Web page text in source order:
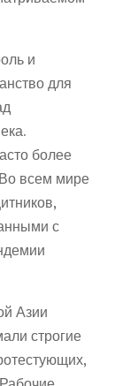
и
для
более
всем мире
с
Азии
строгие